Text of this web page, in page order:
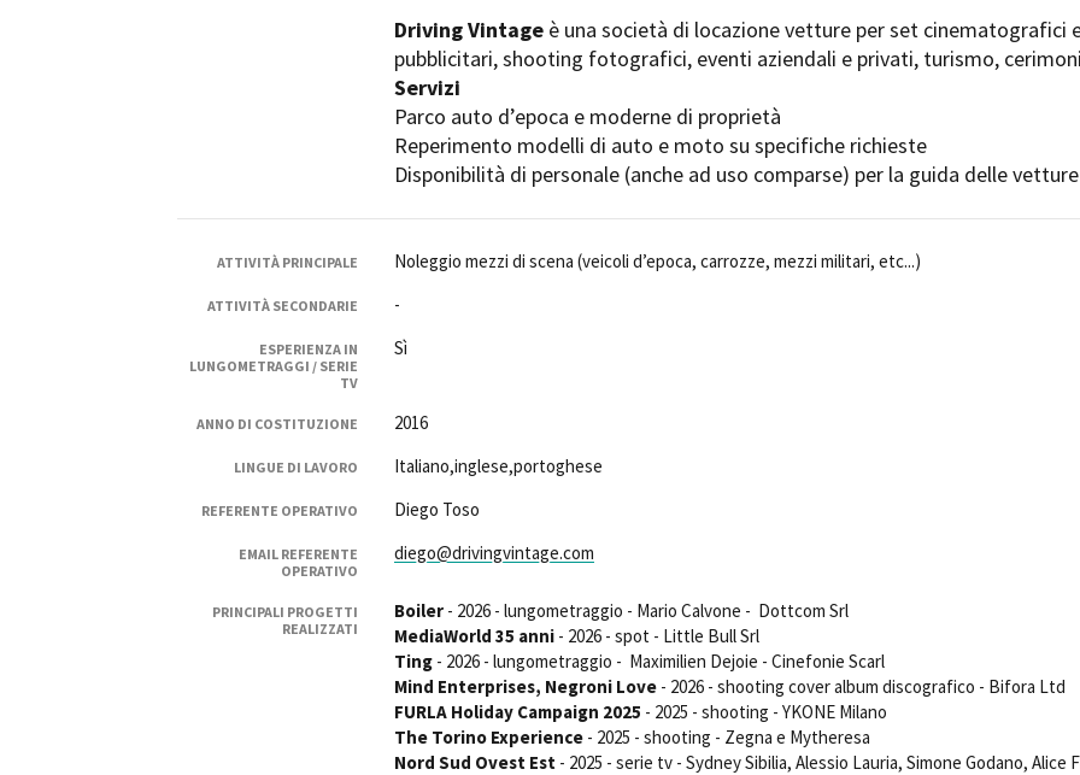
Rete regionale
Bilancio sociale
Amministrazione trasparente
Bandi e gare
Sostenibilità ambientale
Servizi generali
Location scouting
Sala Casting
Sala Paolo Tenna
Piemonte Film Tv Fund
Piemonte Film Tv Development Fund
Short Film Fund
LOCATION GUIDE
FILM DATABASE
BOOK DATABASE
NEWS
Locarno
Mostra
Torino
Amministrazione trasparente Bandi e gare Contatti Privacy Cookie policy
Driving Vintageè una società di locazione vetture per set cinematografici
pubblicitari, shooting fotografici, eventi aziendali e privati, turismo,
Servizi
Parco auto d’epoca e moderne di proprietà
Reperimento modelli di auto e moto su specifiche richieste
Disponibilità di personale (anche ad uso comparse) per la guida delle vetture
ATTIVITÀ PRINCIPALE Noleggio mezzi di scena (veicoli d’epoca, carrozze, mezzi militari, etc...)
ATTIVITÀ SECONDARIE -
ESPERIENZA IN
LUNGOMETRAGGI / SERIE
TV
Sì
ANNO DI COSTITUZIONE 2016
LINGUE DI LAVORO Italiano,inglese,portoghese
REFERENTE OPERATIVO Diego Toso
EMAIL REFERENTE
OPERATIVO
diego@drivingvintage.com
PRINCIPALI PROGETTI
REALIZZATI
Boiler- 2026 - lungometraggio - Mario Calvone - Dottcom Srl
MediaWorld 35 anni- 2026 - spot - Little Bull Srl
Ting- 2026 - lungometraggio - Maximilien Dejoie - Cinefonie Scarl
Mind Enterprises, Negroni Love- 2026 - shooting cover album discografico - Bifora Ltd
FURLA Holiday Campaign 2025 - 2025 - shooting - YKONE Milano
The Torino Experience- 2025 - shooting - Zegna e Mytheresa
Nord Sud Ovest Est- 2025 - serie tv - Sydney Sibilia, Alessio Lauria, Simone Godano, Alice